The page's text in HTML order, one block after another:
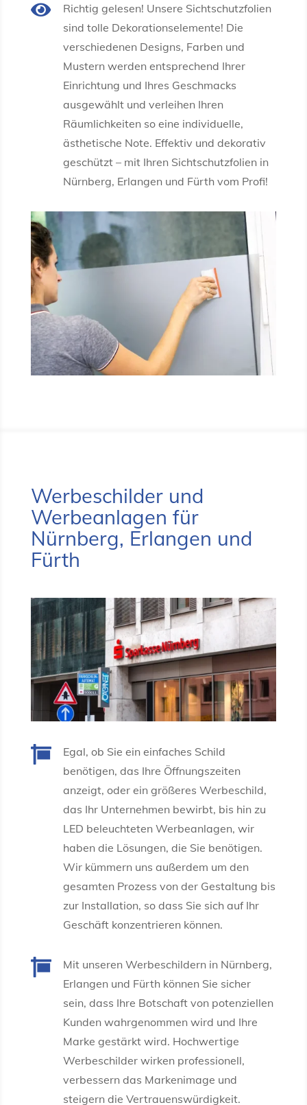

Richtig gelesen! Unsere Sichtschutzfolien
sind tolle Dekorationselemente! Die
verschiedenen Designs, Farben und
Mustern werden entsprechend Ihrer
Einrichtung und Ihres Geschmacks
ausgewählt und verleihen Ihren
Räumlichkeiten so eine individuelle,
ästhetische Note. Effektiv und dekorativ
geschützt – mit Ihren Sichtschutzfolien in
Nürnberg, Erlangen und Fürth vom Profi!
Werbeschilder und
Werbeanlagen für
Nürnberg, Erlangen und
Fürth

Egal, ob Sie ein einfaches Schild
benötigen, das Ihre Öffnungszeiten
anzeigt, oder ein größeres Werbeschild,
das Ihr Unternehmen bewirbt, bis hin zu
LED beleuchteten Werbeanlagen, wir
haben die Lösungen, die Sie benötigen.
Wir kümmern uns außerdem um den
gesamten Prozess von der Gestaltung bis
zur Installation, so dass Sie sich auf Ihr
Geschäft konzentrieren können.

Mit unseren Werbeschildern in Nürnberg,
Erlangen und Fürth können Sie sicher
sein, dass Ihre Botschaft von potenziellen
Kunden wahrgenommen wird und Ihre
Marke gestärkt wird. Hochwertige
Werbeschilder wirken professionell,
verbessern das Markenimage und
steigern die Vertrauenswürdigkeit.